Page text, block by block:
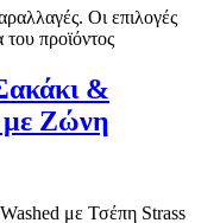
Οι επιλογές
προϊόντος
&
με Ζώνη